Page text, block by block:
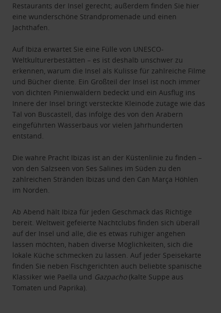
Restaurants der Insel gerecht; außerdem finden Sie hier
eine wunderschöne Strandpromenade und einen
Jachthafen.
Auf Ibiza erwartet Sie eine Fülle von UNESCO-
Weltkulturerbestätten – es ist deshalb unschwer zu
erkennen, warum die Insel als Kulisse für zahlreiche Filme
und Bücher diente. Ein Großteil der Insel ist noch immer
von dichten Pinienwäldern bedeckt und ein Ausflug ins
Innere der Insel bringt versteckte Kleinode zutage wie das
Tal von Buscastell, das infolge des von den Arabern
eingeführten Wasserbaus vor vielen Jahrhunderten
entstand.
Die wahre Pracht Ibizas ist an der Küstenlinie zu finden –
von den Salzseen von Ses Salines im Süden zu den
zahlreichen Stränden Ibizas und den Can Marça Höhlen
im Norden.
Ab Abend hält Ibiza für jeden Geschmack das Richtige
bereit. Weltweit gefeierte Nachtclubs finden sich überall
auf der Insel und alle, die es etwas ruhiger angehen
lassen möchten, haben diverse Möglichkeiten, sich die
lokale Küche schmecken zu lassen. Auf jeder Speisekarte
finden Sie neben Fischgerichten auch beliebte spanische
Klassiker wie Paella und Gazpacho(kalte Suppe aus
Tomaten und Paprika).